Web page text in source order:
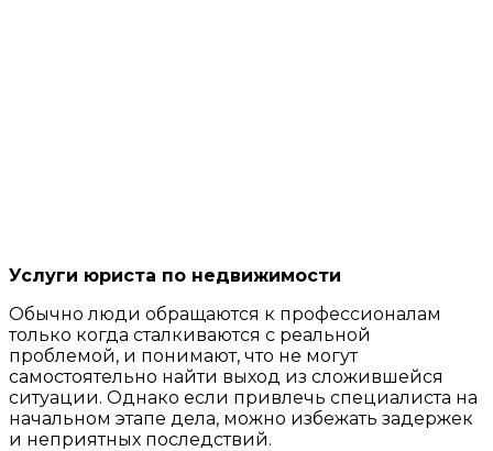
Услуги юриста по недвижимости
Обычно люди обращаются к профессионалам
только когда сталкиваются с реальной
проблемой, и понимают, что не могут
самостоятельно найти выход из сложившейся
ситуации. Однако если привлечь специалиста на
начальном этапе дела, можно избежать задержек
и неприятных последствий.